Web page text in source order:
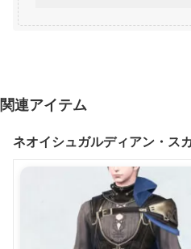
関連アイテム
ネオイシュガルディアン・ ス